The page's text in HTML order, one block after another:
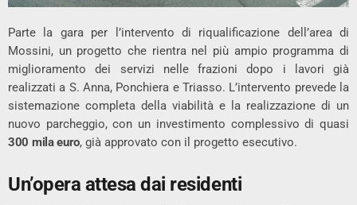
Parte la gara per l’intervento di riqualificazione dell’area di
Mossini, un progetto che rientra nel più ampio programma di
miglioramento dei servizi nelle frazioni dopo i lavori già
realizzati a S. Anna, Ponchiera e Triasso. L’intervento prevede la
sistemazione completa della viabilità e la realizzazione di un
nuovo parcheggio, con un investimento complessivo di quasi
300 mila euro, già approvato con il progetto esecutivo.
Un’opera attesa dai residenti